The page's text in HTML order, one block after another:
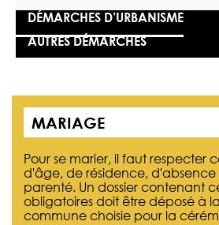
DÉMARCHES D’URBANISME
AUTRES DÉMARCHES
MARIAGE
Pour se marier, il faut respecter
d'âge, de résidence, d'absence
parenté. Un dossier contenant
obligatoires doit être déposé à
commune choisie pour la